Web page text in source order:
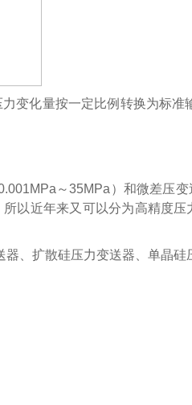
化量按一定比例转换为标准输
～35MPa）和微差压变送
所以近年来又可以分为高精度
、扩散硅压力变送器、单晶